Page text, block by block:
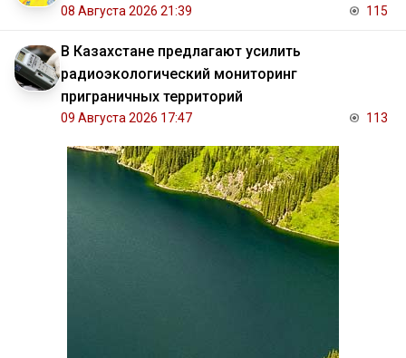
08 Августа 2026 21:39 115
В Казахстане предлагают усилить
радиоэкологический мониторинг
приграничных территорий
09 Августа 2026 17:47 113